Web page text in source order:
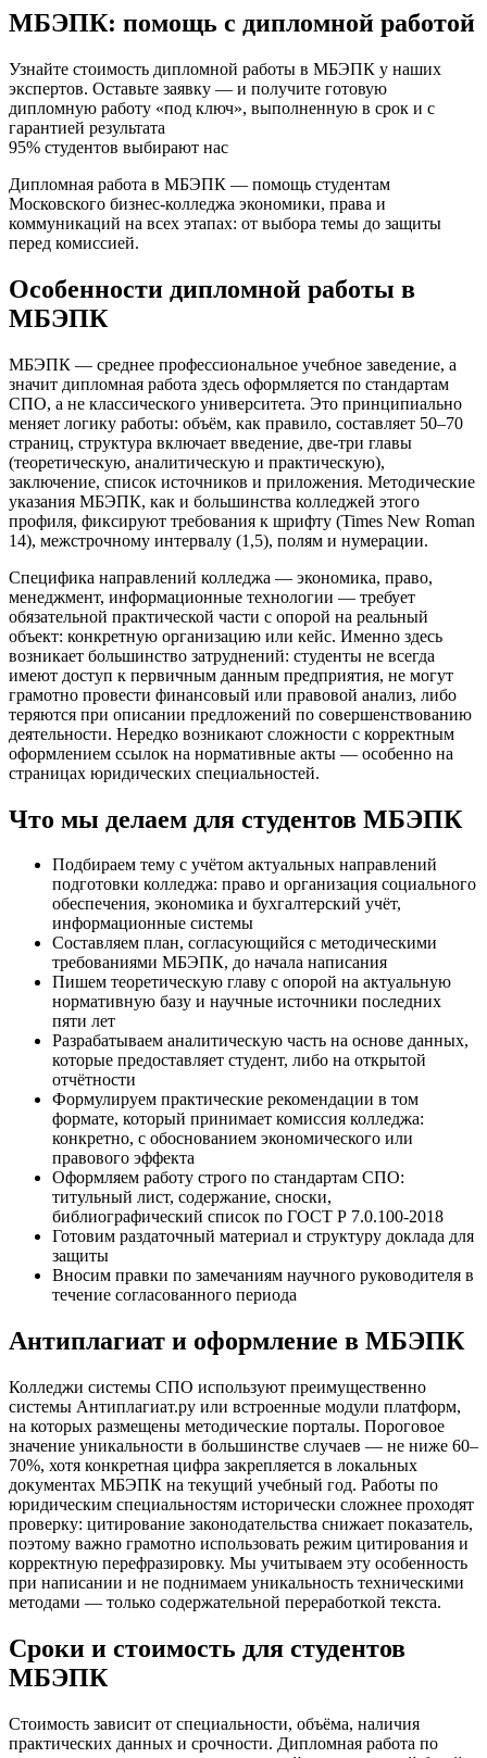
МБЭПК: помощь с дипломной работой
Узнайте стоимость дипломной работы в МБЭПК у наших
экспертов. Оставьте заявку — и получите готовую
дипломную работу «под ключ», выполненную в срок и с
гарантией результата
95% студентов выбирают нас
Дипломная работа в МБЭПК — помощь студентам
Московского бизнес-колледжа экономики, права и
коммуникаций на всех этапах: от выбора темы до защиты
перед комиссией.
Особенности дипломной работы в
МБЭПК
МБЭПК — среднее профессиональное учебное заведение, а
значит дипломная работа здесь оформляется по стандартам
СПО, а не классического университета. Это принципиально
меняет логику работы: объём, как правило, составляет 50–70
страниц, структура включает введение, две-три главы
(теоретическую, аналитическую и практическую),
заключение, список источников и приложения. Методические
указания МБЭПК, как и большинства колледжей этого
профиля, фиксируют требования к шрифту (Times New Roman
14), межстрочному интервалу (1,5), полям и нумерации.
Специфика направлений колледжа — экономика, право,
менеджмент, информационные технологии — требует
обязательной практической части с опорой на реальный
объект: конкретную организацию или кейс. Именно здесь
возникает большинство затруднений: студенты не всегда
имеют доступ к первичным данным предприятия, не могут
грамотно провести финансовый или правовой анализ, либо
теряются при описании предложений по совершенствованию
деятельности. Нередко возникают сложности с корректным
оформлением ссылок на нормативные акты — особенно на
страницах юридических специальностей.
Что мы делаем для студентов МБЭПК
Подбираем тему с учётом актуальных направлений
подготовки колледжа: право и организация социального
обеспечения, экономика и бухгалтерский учёт,
информационные системы
Составляем план, согласующийся с методическими
требованиями МБЭПК, до начала написания
Пишем теоретическую главу с опорой на актуальную
нормативную базу и научные источники последних
пяти лет
Разрабатываем аналитическую часть на основе данных,
которые предоставляет студент, либо на открытой
отчётности
Формулируем практические рекомендации в том
формате, который принимает комиссия колледжа:
конкретно, с обоснованием экономического или
правового эффекта
Оформляем работу строго по стандартам СПО:
титульный лист, содержание, сноски,
библиографический список по ГОСТ Р 7.0.100-2018
Готовим раздаточный материал и структуру доклада для
защиты
Вносим правки по замечаниям научного руководителя в
течение согласованного периода
Антиплагиат и оформление в МБЭПК
Колледжи системы СПО используют преимущественно
системы Антиплагиат.ру или встроенные модули платформ,
на которых размещены методические порталы. Пороговое
значение уникальности в большинстве случаев — не ниже 60–
70%, хотя конкретная цифра закрепляется в локальных
документах МБЭПК на текущий учебный год. Работы по
юридическим специальностям исторически сложнее проходят
проверку: цитирование законодательства снижает показатель,
поэтому важно грамотно использовать режим цитирования и
корректную перефразировку. Мы учитываем эту особенность
при написании и не поднимаем уникальность техническими
методами — только содержательной переработкой текста.
Сроки и стоимость для студентов
МБЭПК
Стоимость зависит от специальности, объёма, наличия
практических данных и срочности. Дипломная работа по